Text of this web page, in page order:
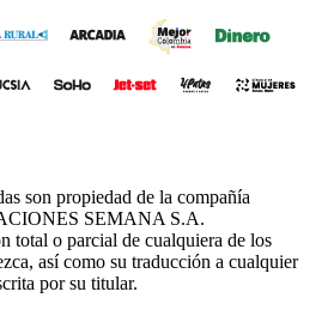
son propiedad de la compañía
SEMANA S.A.
total o parcial de cualquiera de los
así como su traducción a cualquier
por su titular.